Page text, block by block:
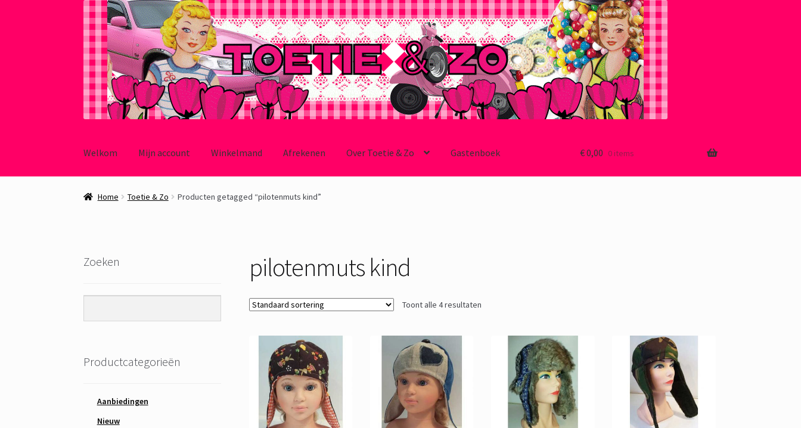
door
naar
Welkom Mijn account Winkelmand Afrekenen Over Toetie & Zo Gastenboek €0,00 0 items
Home Toetie & Zo Producten getagged “pilotenmuts kind”
pilotenmuts kind
Toont alle 4 resultaten
Zoeken
Productcategorieën
Aanbiedingen
Nieuw